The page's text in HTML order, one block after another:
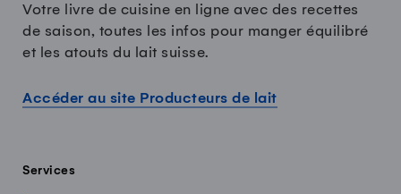
Votre livre de cuisine en ligne avec des recettes
de saison, toutes les infos pour manger équilibré
et les atouts du lait suisse.
Accéder au site Producteurs de lait
Services